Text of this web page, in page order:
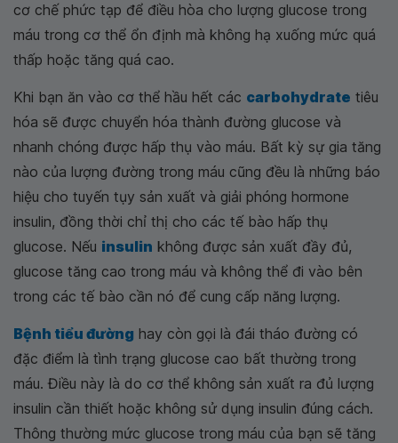
cơ chế phức tạp để điều hòa cho lượng glucose trong
máu trong cơ thể ổn định mà không hạ xuống mức quá
thấp hoặc tăng quá cao.
Khi bạn ăn vào cơ thể hầu hết các carbohydrate tiêu
hóa sẽ được chuyển hóa thành đường glucose và
nhanh chóng được hấp thụ vào máu. Bất kỳ sự gia tăng
nào của lượng đường trong máu cũng đều là những báo
hiệu cho tuyến tụy sản xuất và giải phóng hormone
insulin, đồng thời chỉ thị cho các tế bào hấp thụ
glucose. Nếu insulin không được sản xuất đầy đủ,
glucose tăng cao trong máu và không thể đi vào bên
trong các tế bào cần nó để cung cấp năng lượng.
Bệnh tiểu đường hay còn gọi là đái tháo đường có
đặc điểm là tình trạng glucose cao bất thường trong
máu. Điều này là do cơ thể không sản xuất ra đủ lượng
insulin cần thiết hoặc không sử dụng insulin đúng cách.
Thông thường mức glucose trong máu của bạn sẽ tăng